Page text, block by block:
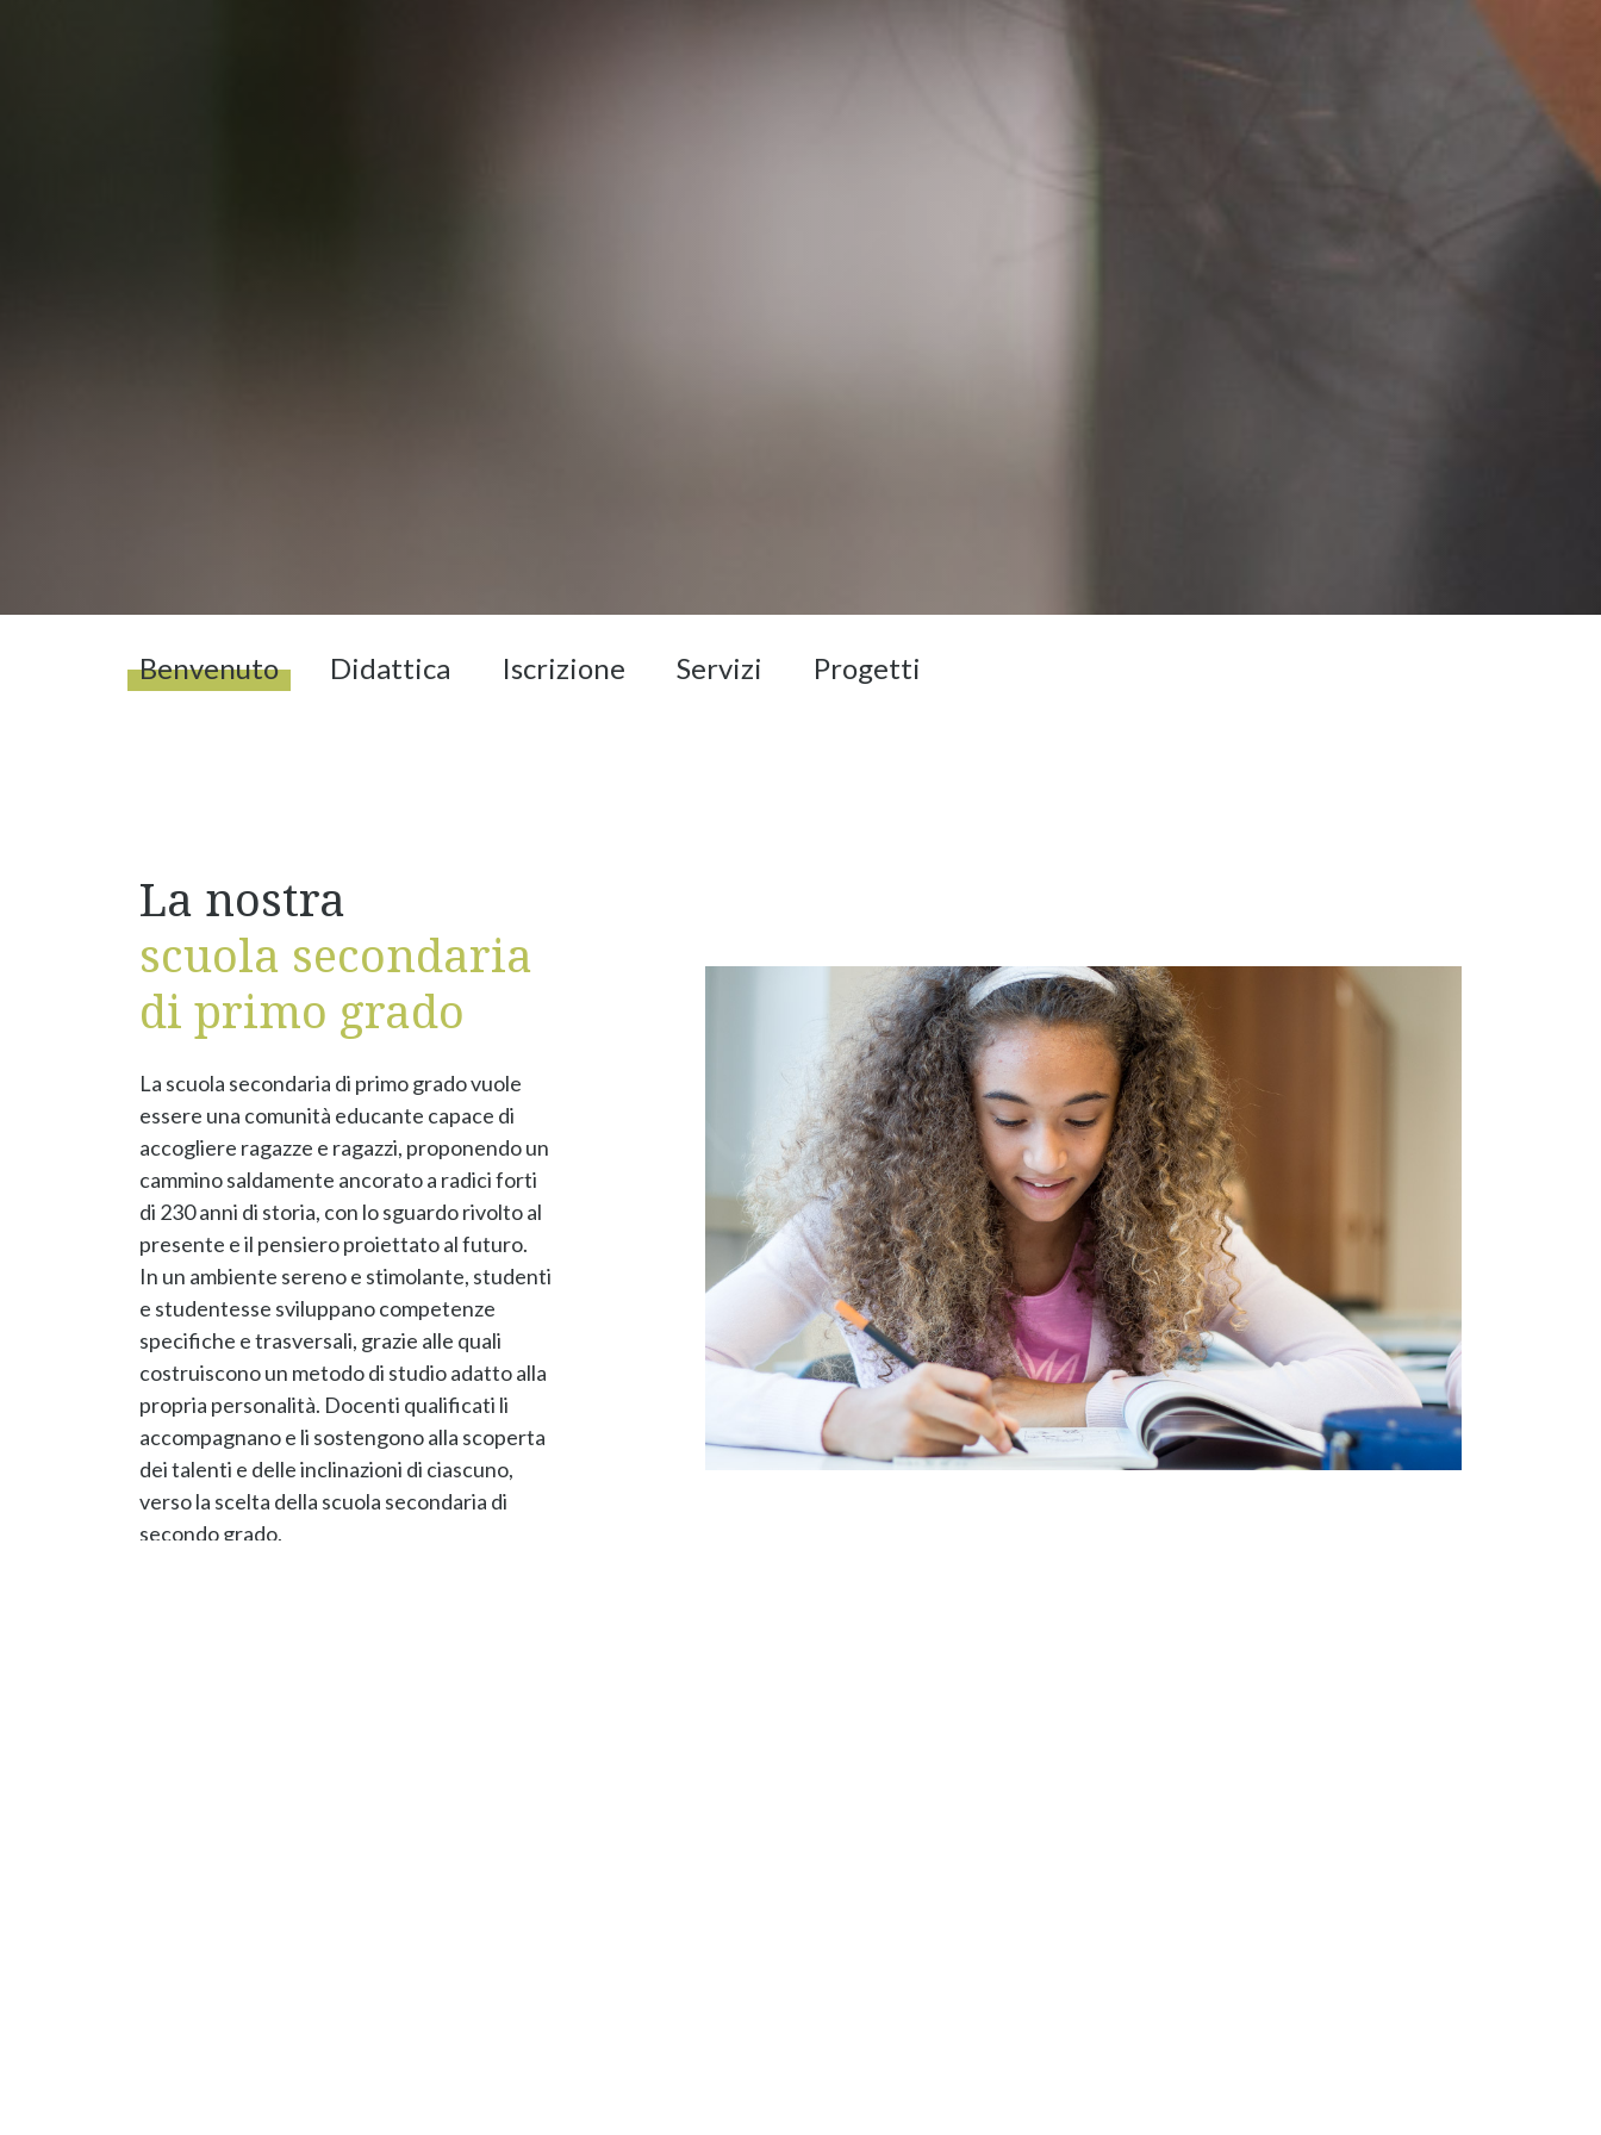
Benvenuto Didattica Iscrizione Servizi Progetti
La nostra
scuola secondaria
di primo grado
La scuola secondaria di primo grado vuole
essere una comunità educante capace di
accogliere ragazze e ragazzi, proponendo un
cammino saldamente ancorato a radici forti
di 230 anni di storia, con lo sguardo rivolto al
presente e il pensiero proiettato al futuro.
In un ambiente sereno e stimolante, studenti
e studentesse sviluppano competenze
specifiche e trasversali, grazie alle quali
costruiscono un metodo di studio adatto alla
propria personalità. Docenti qualificati li
accompagnano e li sostengono alla scoperta
dei talenti e delle inclinazioni di ciascuno,
verso la scelta della scuola secondaria di
secondo grado.